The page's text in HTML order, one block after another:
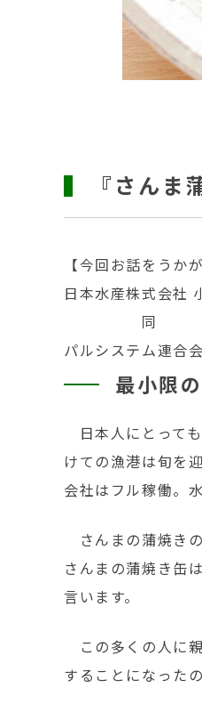
『さんま
【今回お話をうか
日本水産株式会社
同 松
パルシステム連合
最小限
日本人にとって
けての漁港は旬を
会社はフル稼働。
さんまの蒲焼き
さんまの蒲焼き缶
言います。
この多くの人に
することになった